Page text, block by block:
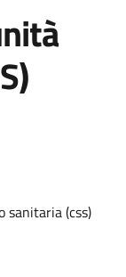
sanitaria (css)